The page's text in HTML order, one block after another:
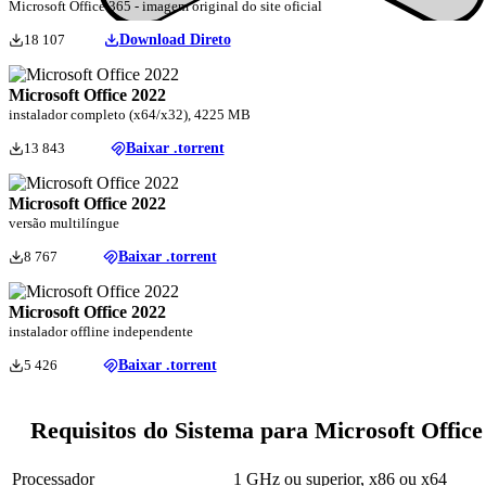
Microsoft Office 365 - imagem original do site oficial
18 107 Download Direto
Microsoft Office 2022
instalador completo (x64/x32), 4225 MB
13 843 Baixar .torrent
Microsoft Office 2022
versão multilíngue
8 767 Baixar .torrent
Microsoft Office 2022
instalador offline independente
5 426 Baixar .torrent
Requisitos do Sistema para Microsoft Office
Processador 1 GHz ou superior, x86 ou x64